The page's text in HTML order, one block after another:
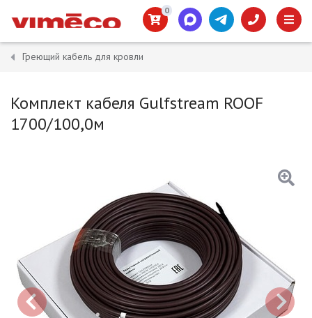
0
Греющий кабель для кровли
Комплект кабеля Gulfstream ROOF
1700/100,0м